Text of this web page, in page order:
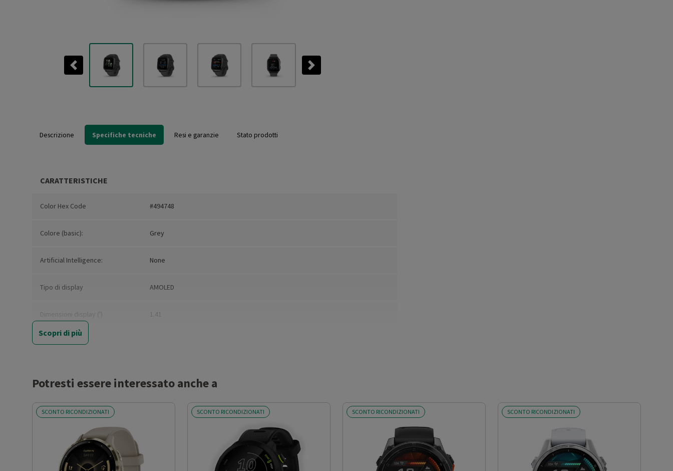
Previous Next
Descrizione Specifiche tecniche Resi e garanzie Stato prodotti
CARATTERISTICHE
Color Hex Code #494748
Colore (basic): Grey
Artificial Intelligence: None
Tipo di display AMOLED
Dimensioni display (') 1.41
Risoluzione orizzontale (pixel)
Memoria interna (GB)
Scopri di più
Potresti essere interessato anche a
SCONTO RICONDIZIONATI SCONTO RICONDIZIONATI SCONTO RICONDIZIONATI SCONTO RICONDIZIONATI